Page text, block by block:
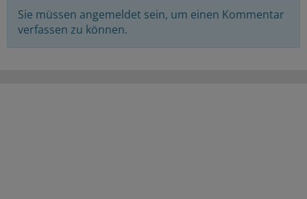
Sie müssen angemeldet sein, um einen Kommentar
verfassen zu können.